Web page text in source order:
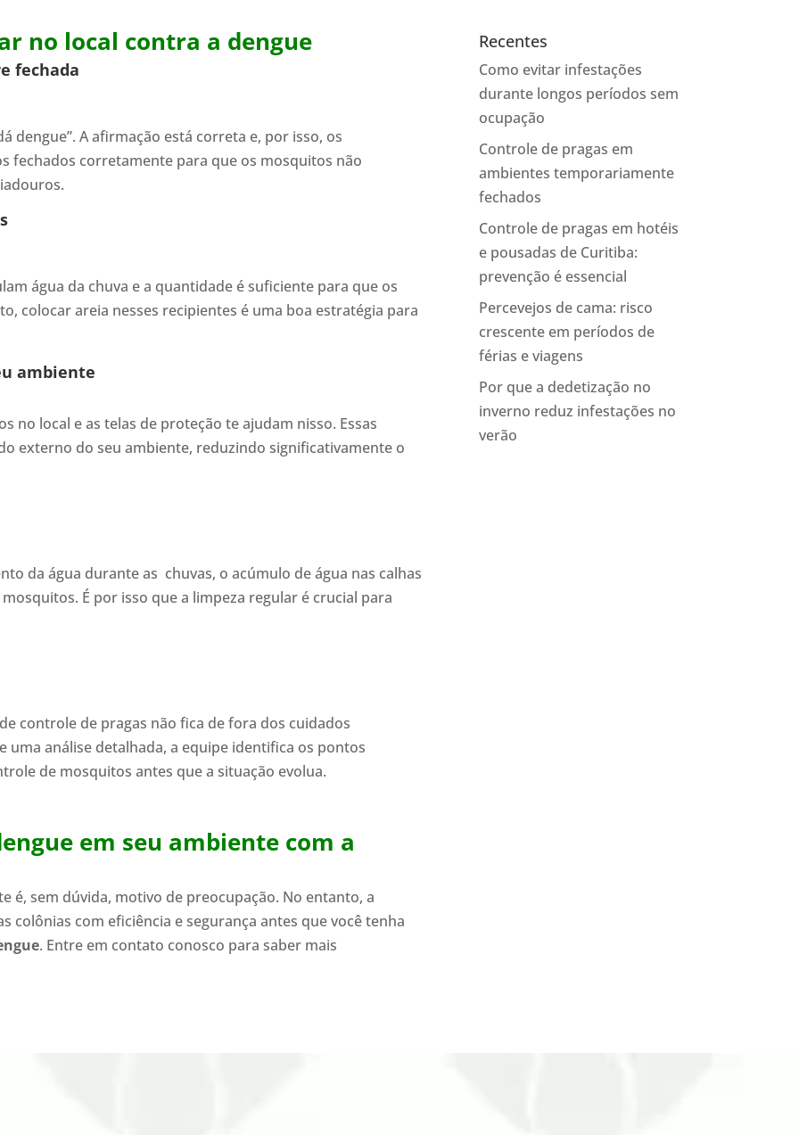
no local contra a dengue
fechada
dengue”. A afirmação está correta e, por isso, os
fechados corretamente para que os mosquitos não
água da chuva e a quantidade é suficiente para que os
colocar areia nesses recipientes é uma boa estratégia para
ambiente
no local e as telas de proteção te ajudam nisso. Essas
externo do seu ambiente, reduzindo significativamente o
da água durante as chuvas, o acúmulo de água nas calhas
É por isso que a limpeza regular é crucial para
controle de pragas não fica de fora dos cuidados
análise detalhada, a equipe identifica os pontos
de mosquitos antes que a situação evolua.
em seu ambiente com a
é, sem dúvida, motivo de preocupação. No entanto, a
colônias com eficiência e segurança antes que você tenha
. Entre em contato conosco para saber mais
Recentes
Como evitar infestações
durante longos períodos sem
ocupação
Controle de pragas em
ambientes temporariamente
fechados
Controle de pragas em hotéis
e pousadas de Curitiba:
prevenção é essencial
Percevejos de cama: risco
crescente em períodos de
férias e viagens
Por que a dedetização no
inverno reduz infestações no
verão